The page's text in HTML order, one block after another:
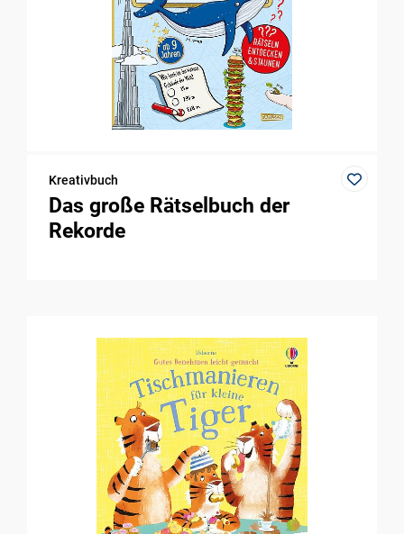
Kreativbuch
Das große Rätselbuch der
Rekorde